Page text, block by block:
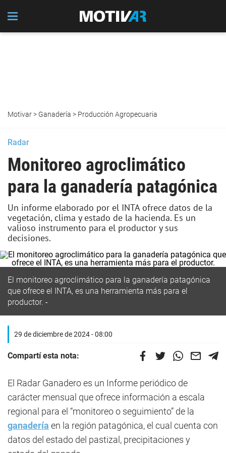
Motivar> Ganadería > Producción Agropecuaria
Radar
Monitoreo agroclimático
para la ganadería patagónica
Un informe elaborado por el INTA ofrece datos de la
vegetación, clima y estado de la hacienda. Es un
valioso instrumento para el productor y sus
decisiones.
El monitoreo agroclimático para la ganadería patagónica
que ofrece el INTA, es una herramienta más para el
productor.
29 de diciembre de 2024 - 08:00
Compartí esta nota:
El Radar Ganadero es un Informe periódico de
carácter mensual que ofrece información a escala
regional para el “monitoreo o seguimiento” de la
ganadería en la región patagónica, el cual cuenta con
datos del estado del pastizal, precipitaciones y